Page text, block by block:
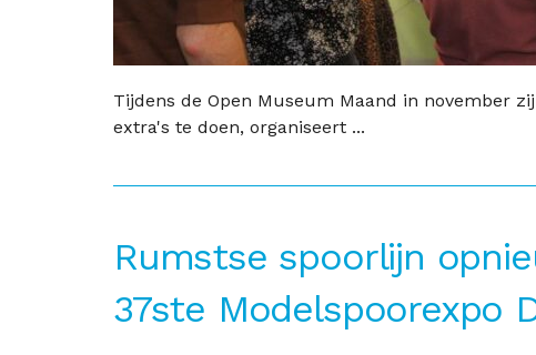
Tijdens de Open Museum Maand in november
extra's te doen, organiseert ...
Rumstse spoorlijn
37ste Modelspoorexpo